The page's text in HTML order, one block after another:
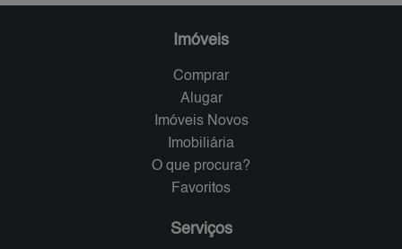
Imóveis
Comprar
Alugar
Imóveis Novos
Imobiliária
O que procura?
Favoritos
Serviços